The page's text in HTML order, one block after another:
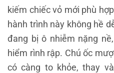
kiếm chiếc vỏ mới phù
hành trình này không hề
đang bị ô nhiễm nặng
hiểm rình rập. Chú ốc
có càng to khỏe, thay